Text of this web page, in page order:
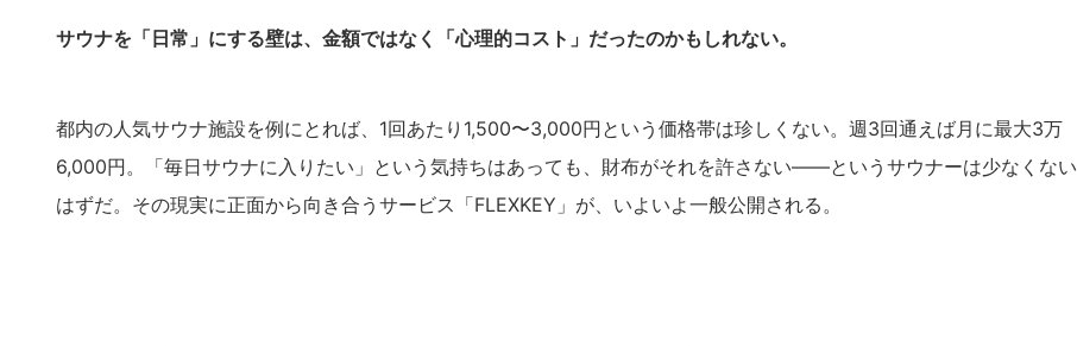
サウナを「日常」にする壁は、金額ではなく「心理的コスト」だったのかもしれない。
都内の人気サウナ施設を例にとれば、1回あたり1,500〜3,000円という価格帯は珍しくない。週3回通えば月に最大3万
6,000円。「毎日サウナに入りたい」という気持ちはあっても、財布がそれを許さない——というサウナーは少なくない
はずだ。その現実に正面から向き合うサービス「FLEXKEY」が、いよいよ一般公開される。